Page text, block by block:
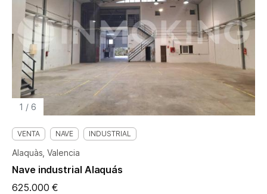
1 / 6
VENTA NAVE INDUSTRIAL
Alaquàs, Valencia
Nave industrial Alaquás
625.000 €